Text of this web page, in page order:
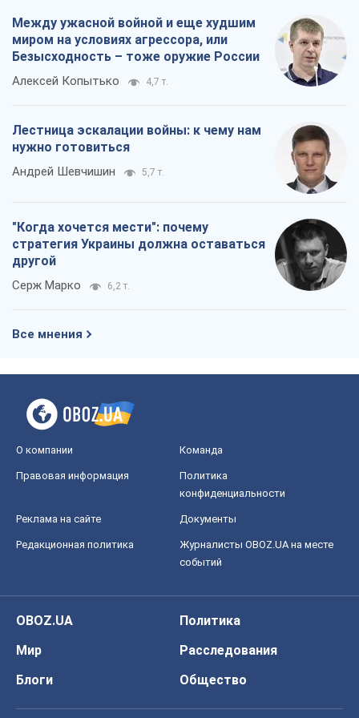
Между ужасной войной и еще худшим
миром на условиях агрессора, или
Безысходность – тоже оружие России
Алексей Копытько 4,7 т.
Лестница эскалации войны: к чему нам
нужно готовиться
Андрей Шевчишин 5,7 т.
"Когда хочется мести": почему
стратегия Украины должна оставаться
другой
Серж Марко 6,2 т.
Все мнения
О компании Команда
Правовая информация
Политика
конфиденциальности
Реклама на сайте Документы
Редакционная политика
Журналисты OBOZ.UA на месте
событий
OBOZ.UA
Политика
Мир
Расследования
Блоги
Общество